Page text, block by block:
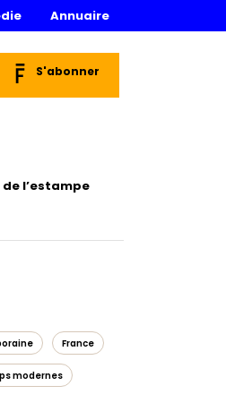
Annuaire
S'abonner
l’estampe
France
modernes